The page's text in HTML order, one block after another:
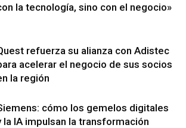
la tecnología, sino con el negocio»
refuerza su alianza con Adistec
acelerar el negocio de sus socios
la región
cómo los gemelos digitales
la IA impulsan la transformación